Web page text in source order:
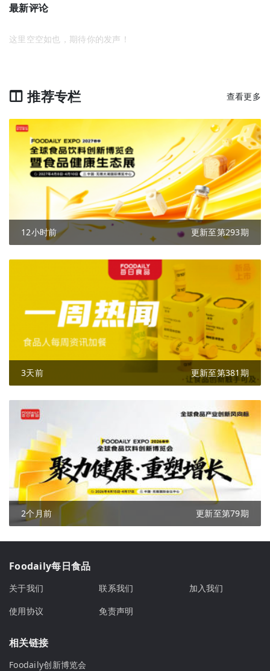
最新评论
这里空空如也，期待你的发声！
推荐专栏 查看更多
12小时前 更新至第293期
3天前 更新至第381期
2个月前 更新至第79期
Foodaily每日食品
关于我们 联系我们
加入我们
使用协议
免责声明
相关链接
Foodaily创新博览会